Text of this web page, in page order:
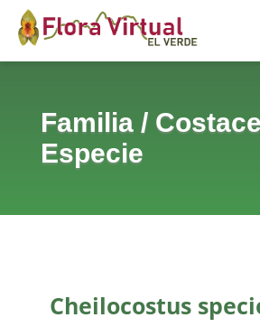
Familia/
Especie
Cheilocostus